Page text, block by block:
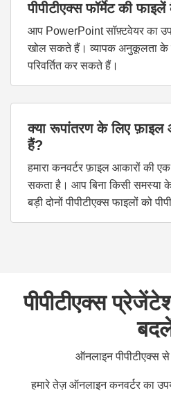
पीपीटीएक्स फॉर्मेट की
आप PowerPoint सॉफ़्टवेयर का
खोल सकते हैं। व्यापक अनुकूलता के
परिवर्तित कर सकते हैं।
क्या रूपांतरण के लिए फ़ाइल
हैं?
हमारा कनवर्टर फ़ाइल आकारों की
सकता है। आप बिना किसी समस्या
बड़ी दोनों पीपीटीएक्स फाइलों को
पीपीटीएक्स
ऑनलाइन पीपीटीएक्स से
हमारे तेज़ ऑनलाइन कनवर्टर का